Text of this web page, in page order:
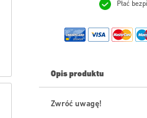
Płać
Opis produktu
Zwróć uwagę!